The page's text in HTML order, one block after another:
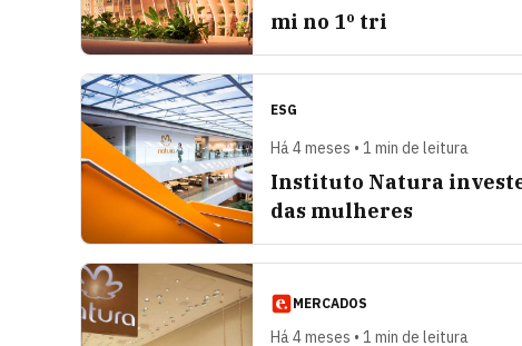
mi no 1º tri
ESG
Há 4 meses • 1 min de leitura
Instituto Natura
das mulheres
MERCADOS
Há 4 meses • 1 min de leitura